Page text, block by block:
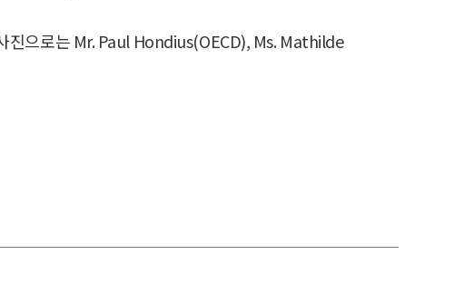
진으로는 Mr. Paul Hondius(OECD), Ms. Mathilde